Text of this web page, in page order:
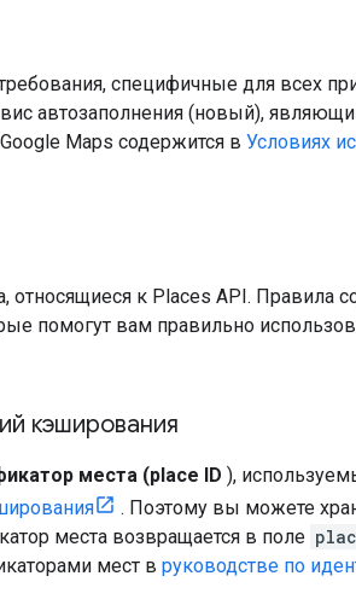
специфичные для всех
автозаполнения (новый),
Maps содержится в Условиях
относящиеся к Places API. Правила
помогут вам правильно
кэширования
места (place ID ),
. Поэтому вы можете
места возвращается в поле
мест в руководстве по